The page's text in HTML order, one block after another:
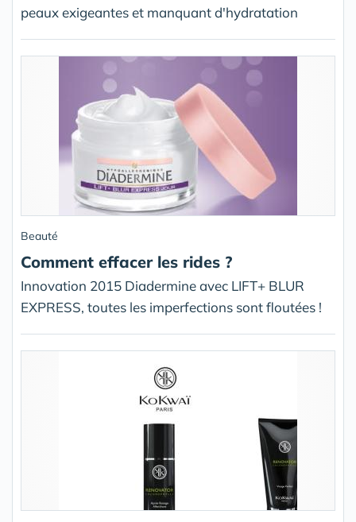
peaux exigeantes et manquant d'hydratation
Beauté
Comment effacer les rides ?
Innovation 2015 Diadermine avec LIFT+ BLUR
EXPRESS, toutes les imperfections sont floutées !